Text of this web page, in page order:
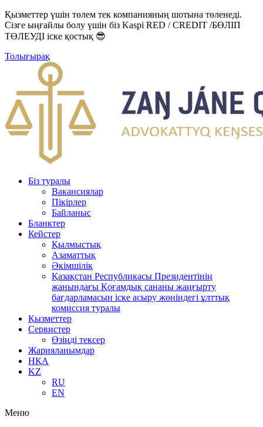
Қызметтер үшін төлем тек компанияның шотына төленеді.
Сізге ыңғайлы болу үшін біз Kaspi RED / CREDIT /БӨЛІП
ТӨЛЕУДІ іске қостық 😎
Толығырақ
Біз туралы
Вакансиялар
Пікірлер
Байланыс
Бланктер
Кейстер
Қылмыстық
Азаматтық
Әкімшілік
Қазақстан Республикасы Президентінің
жанындағы Қоғамдық сананы жаңғырту
бағдарламасын іске асыру жөніндегі ұлттық
комиссия туралы
Қызметтер
Сервистер
Өзіңді тексер
Жарияланымдар
НҚА
KZ
RU
EN
Меню